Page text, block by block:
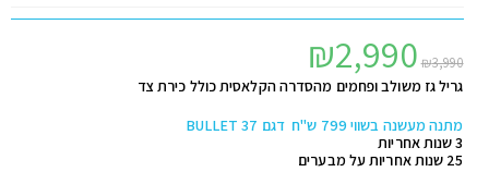
₪3,990
₪2,990
גריל גז משולב ופחמים מהסדרה הקלאסית כולל כירת צד
מתנה מעשנה בשווי 799 ש"ח דגם BULLET 37
3 שנות אחריות
25 שנות אחריות על מבערים